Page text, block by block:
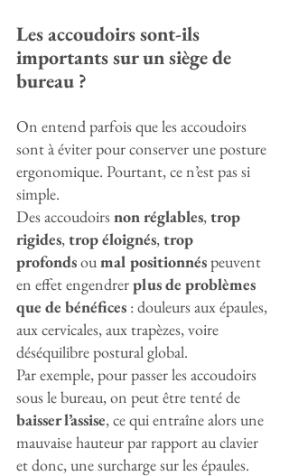
Les accoudoirs sont-ils
importants sur un siège de
bureau ?
On entend parfois que les accoudoirs
sont à éviter pour conserver une posture
ergonomique. Pourtant, ce n’est pas si
simple.
Des accoudoirs non réglables, trop
rigides, trop éloignés, trop
profonds ou mal positionnés peuvent
en effet engendrer plus de problèmes
que de bénéfices : douleurs aux épaules,
aux cervicales, aux trapèzes, voire
déséquilibre postural global.
Par exemple, pour passer les accoudoirs
sous le bureau, on peut être tenté de
baisser l’assise, ce qui entraîne alors une
mauvaise hauteur par rapport au clavier
et donc, une surcharge sur les épaules.